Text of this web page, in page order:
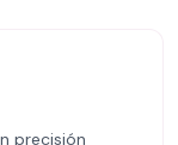
precisión